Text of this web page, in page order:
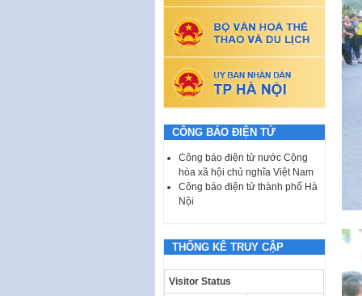
CÔNG BÁO ĐIỆN TỬ
Công báo điện tử nước Cộng
hòa xã hội chủ nghĩa Việt Nam
Công báo điện tử thành phố Hà
Nội
THỐNG KÊ TRUY CẬP
Visitor Status